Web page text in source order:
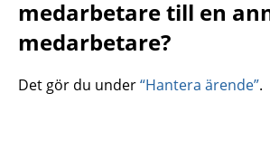
medarbetare till en
medarbetare?
Det gör du under“Hantera ärende”.